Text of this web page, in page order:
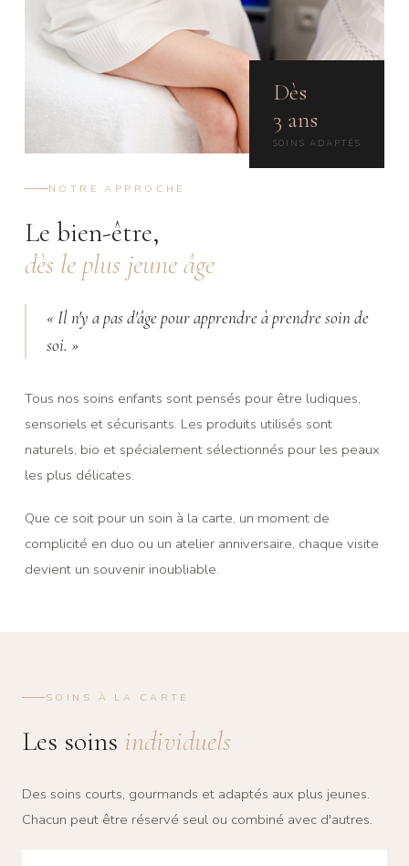
Dès
3 ans
SOINS ADAPTÉS
NOTRE APPROCHE
Le bien-être,
dès le plus jeune âge
« Il n'y a pas d'âge pour apprendre à prendre soin de
soi. »
Tous nos soins enfants sont pensés pour être ludiques,
sensoriels et sécurisants. Les produits utilisés sont
naturels, bio et spécialement sélectionnés pour les peaux
les plus délicates.
Que ce soit pour un soin à la carte, un moment de
complicité en duo ou un atelier anniversaire, chaque visite
devient un souvenir inoubliable.
SOINS À LA CARTE
Les soins individuels
Des soins courts, gourmands et adaptés aux plus jeunes.
Chacun peut être réservé seul ou combiné avec d'autres.